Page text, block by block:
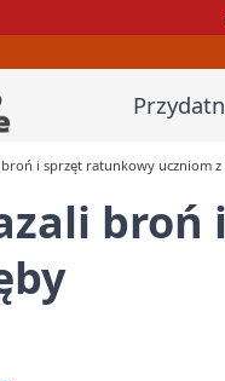
i sprzęt ratunkowy uczniom z